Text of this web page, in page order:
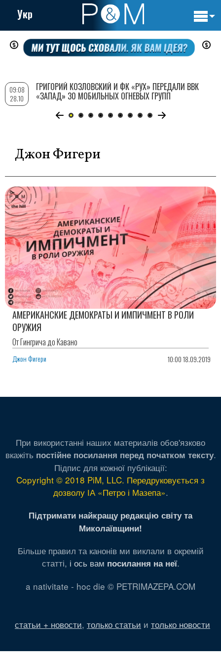
Перейти
содержанию
Укр
Джон Фигери
АМЕРИКАНСКИЕ ДЕМОКРАТЫ И ИМПИЧМЕНТ В РОЛИ
ОРУЖИЯ
От Гингрича до Кавано
Джон Фигери 10:00 18.09.2019
09:08
28.10
ГРИГОРИЙ КОЗЛОВСКИЙ И ФК «РУХ» ПЕРЕДАЛИ ВВК
«ЗАПАД» 30 МОБИЛЬНЫХ ОГНЕВЫХ ГРУПП
При використанні наших материалів обов'язково
вкажіть постійне посилання перед початком тексту.
Підпис для кожної публікації:
Copyright © 2018 PiM, LLC. Передруковується з
дозволу ІА «Петро і Мазепа».
Підтримати найкращу редакцію світу та
Миколаївщини!
Більше правил та канонів ми виклали в окремій
статті, і ось вам посилання на неї.
a nativitate - hoc die © PETRIMAZEPA.COM
статьи + новости, только статьи и только новости